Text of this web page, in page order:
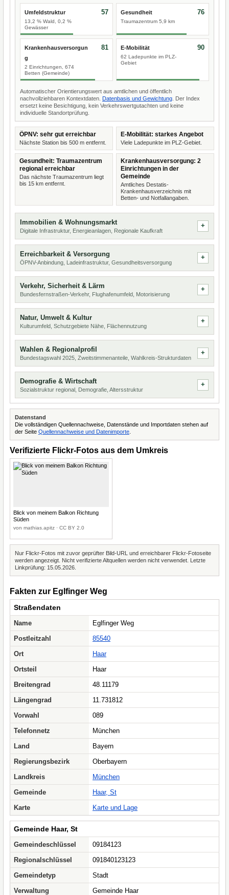
Umfeldstruktur
13,2 % Wald, 0,2 %
Gewässer
57 Gesundheit
Traumazentrum 5,9 km
76
Krankenhausversorgun
g
2 Einrichtungen, 674
Betten (Gemeinde)
81 E-Mobilität
62 Ladepunkte im PLZ-
Gebiet
90
Automatischer Orientierungswert aus amtlichen und öffentlich
nachvollziehbaren Kontextdaten. Datenbasis und Gewichtung . Der Index
ersetzt keine Besichtigung, kein Verkehrswertgutachten und keine
individuelle Standortprüfung.
ÖPNV: sehr gut erreichbar
Nächste Station bis 500 m entfernt.
E-Mobilität: starkes Angebot
Viele Ladepunkte im PLZ-Gebiet.
Gesundheit: Traumazentrum
regional erreichbar
Das nächste Traumazentrum liegt
bis 15 km entfernt.
Krankenhausversorgung: 2
Einrichtungen in der
Gemeinde
Amtliches Destatis-
Krankenhausverzeichnis mit
Betten- und Notfallangaben.
Immobilien & Wohnungsmarkt
Digitale Infrastruktur, Energieanlagen, Regionale Kaufkraft
Erreichbarkeit & Versorgung
ÖPNV-Anbindung, Ladeinfrastruktur, Gesundheitsversorgung
Verkehr, Sicherheit & Lärm
Bundesfernstraßen-Verkehr, Flughafenumfeld, Motorisierung
Natur, Umwelt & Kultur
Kulturumfeld, Schutzgebiete Nähe, Flächennutzung
Wahlen & Regionalprofil
Bundestagswahl 2025, Zweitstimmenanteile, Wahlkreis-Strukturdaten
Demografie & Wirtschaft
Sozialstruktur regional, Demografie, Altersstruktur
Datenstand
Die vollständigen Quellennachweise, Datenstände und Importdaten stehen auf
der Seite Quellennachweise und Datenimporte
Verifizierte Flickr-Fotos aus dem Umkreis
Blick von meinem Balkon Richtung
Süden
von mathias.apitz · CC BY 2.0
Nur Flickr-Fotos mit zuvor geprüfter Bild-URL und erreichbarer Flickr-Fotoseite
werden angezeigt. Nicht verifizierte Altquellen werden nicht verwendet. Letzte
Linkprüfung: 15.05.2026.
Fakten zur Eglfinger Weg
Straßendaten
Name
Eglfinger Weg
Postleitzahl
85540
Ort
Haar
Ortsteil
Haar
Breitengrad
48.11179
Längengrad
11.731812
Vorwahl
089
Telefonnetz
München
Land
Bayern
Regierungsbezirk
Oberbayern
Landkreis
München
Gemeinde
Haar, St
Karte
Karte und Lage
Gemeinde Haar, St
Gemeindeschlüssel
09184123
Regionalschlüssel
091840123123
Gemeindetyp
Stadt
Verwaltung
Gemeinde Haar